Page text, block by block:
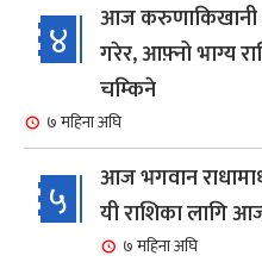
४
आज करुणाकिखानी
गरेर, आफ़्नो भाग्य
चम्किने
७ महिना अघि
५
आज भगवान
यी राशिका लागि
७ महिना अघि